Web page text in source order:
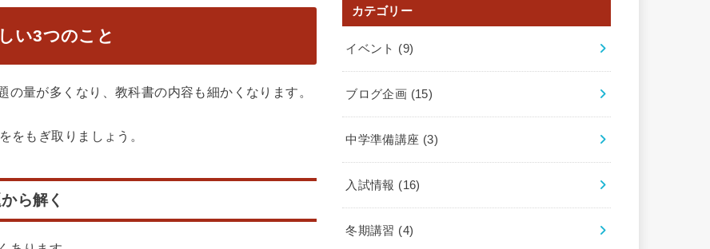
い3つのこと
量が多くなり、教科書の内容も細かくなります。
をもぎ取りましょう。
ら解く
カテゴリー
イベント (9)
ブログ企画 (15)
中学準備講座 (3)
入試情報 (16)
冬期講習 (4)